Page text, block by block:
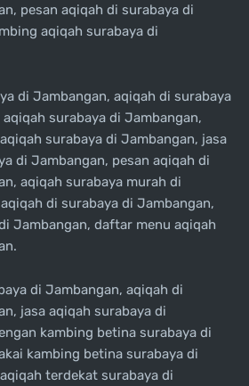
pesan aqiqah di surabaya di
aqiqah surabaya di
di Jambangan, aqiqah di surabaya
surabaya di Jambangan,
surabaya di Jambangan, jasa
di Jambangan, pesan aqiqah di
aqiqah surabaya murah di
di surabaya di Jambangan,
Jambangan, daftar menu aqiqah
di Jambangan, aqiqah di
jasa aqiqah surabaya di
kambing betina surabaya di
kambing betina surabaya di
terdekat surabaya di